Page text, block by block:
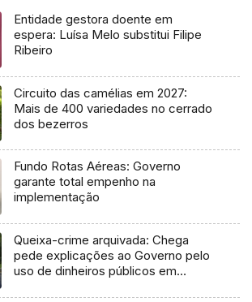
Entidade gestora doente em
espera: Luísa Melo substitui Filipe
Ribeiro
Circuito das camélias em 2027:
Mais de 400 variedades no cerrado
dos bezerros
Fundo Rotas Aéreas: Governo
garante total empenho na
implementação
Queixa-crime arquivada: Chega
pede explicações ao Governo pelo
uso de dinheiros públicos em